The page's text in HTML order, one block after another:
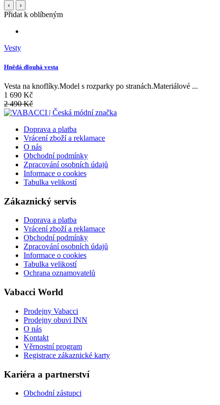
‹ ›
Přidat k oblíbeným
Vesty
Hnědá dlouhá vesta
Vesta na knoflíky.Model s rozparky po stranách.Materiálové ...
1 690 Kč
2 490 Kč
Doprava a platba
Vrácení zboží a reklamace
O nás
Obchodní podmínky
Zpracování osobních údajů
Informace o cookies
Tabulka velikostí
Zákaznický servis
Doprava a platba
Vrácení zboží a reklamace
Obchodní podmínky
Zpracování osobních údajů
Informace o cookies
Tabulka velikostí
Ochrana oznamovatelů
Vabacci World
Prodejny Vabacci
Prodejny obuvi INN
O nás
Kontakt
Věrnostní program
Registrace zákaznické karty
Kariéra a partnerství
Obchodní zástupci